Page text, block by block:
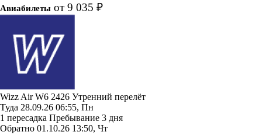
Авиабилеты от 9 035 ₽
Wizz AirW6 2426 Утренний перелёт
Туда 28.09.26 06:55, Пн
1 пересадка Пребывание 3 дня
Обратно 01.10.26 13:50, Чт